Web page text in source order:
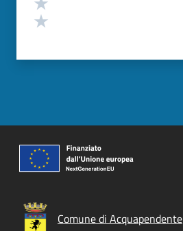
Comune di Acquapendente